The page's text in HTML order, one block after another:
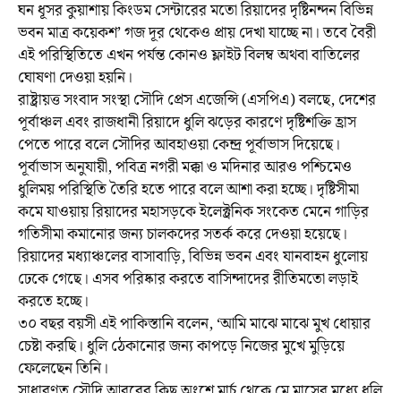
ঘন ধূসর কুয়াশায় কিংডম সেন্টারের মতো রিয়াদের দৃষ্টিনন্দন বিভিন্ন
ভবন মাত্র কয়েকশ’ গজ দূর থেকেও প্রায় দেখা যাচ্ছে না। তবে বৈরী
এই পরিস্থিতিতে এখন পর্যন্ত কোনও ফ্লাইট বিলম্ব অথবা বাতিলের
ঘোষণা দেওয়া হয়নি।
রাষ্ট্রায়ত্ত সংবাদ সংস্থা সৌদি প্রেস এজেন্সি (এসপিএ) বলছে, দেশের
পূর্বাঞ্চল এবং রাজধানী রিয়াদে ধুলি ঝড়ের কারণে দৃষ্টিশক্তি হ্রাস
পেতে পারে বলে সৌদির আবহাওয়া কেন্দ্র পূর্বাভাস দিয়েছে।
পূর্বাভাস অনুযায়ী, পবিত্র নগরী মক্কা ও মদিনার আরও পশ্চিমেও
ধুলিময় পরিস্থিতি তৈরি হতে পারে বলে আশা করা হচ্ছে। দৃষ্টিসীমা
কমে যাওয়ায় রিয়াদের মহাসড়কে ইলেক্ট্রনিক সংকেত মেনে গাড়ির
গতিসীমা কমানোর জন্য চালকদের সতর্ক করে দেওয়া হয়েছে।
রিয়াদের মধ্যাঞ্চলের বাসাবাড়ি, বিভিন্ন ভবন এবং যানবাহন ধুলোয়
ঢেকে গেছে। এসব পরিষ্কার করতে বাসিন্দাদের রীতিমতো লড়াই
করতে হচ্ছে।
৩০ বছর বয়সী এই পাকিস্তানি বলেন, ‘আমি মাঝে মাঝে মুখ ধোয়ার
চেষ্টা করছি। ধুলি ঠেকানোর জন্য কাপড়ে নিজের মুখে মুড়িয়ে
ফেলেছেন তিনি।